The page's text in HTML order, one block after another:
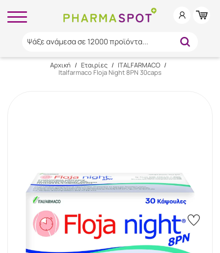
Ψάξε ανάμεσα σε 12000 προϊόντα...
Αρχική / Εταιρίες / ITALFARMACO /
Italfarmaco Floja Night 8PN 30caps